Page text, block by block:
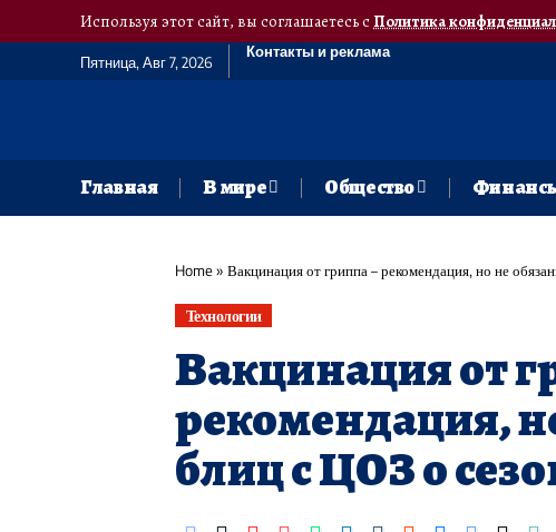
Используя этот сайт, вы соглашаетесь сПолитика
Пятница, Авг 7, 2026
Контакты и реклама
Главная В мире Общество
Home» Вакцинация от гриппа – рекомендация, но не
Технологии
Вакцинация от
рекомендация,
блиц с ЦОЗ о